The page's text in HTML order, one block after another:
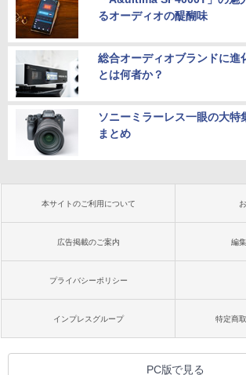
るオーディオの醍醐味
総合オーディオブランドに進
とは何者か？
ソニーミラーレス一眼の大特
まとめ
本サイトのご利用について
広告掲載のご案内 編
プライバシーポリシー
インプレスグループ 特定商
PC版で見る